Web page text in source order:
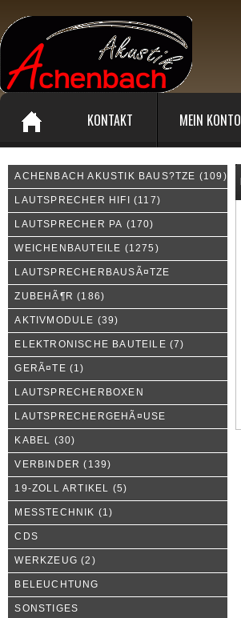
KONTAKT MEIN KONTO
ACHENBACH AKUSTIK BAUS?TZE (109)
LAUTSPRECHER HIFI (117)
LAUTSPRECHER PA (170)
WEICHENBAUTEILE (1275)
LAUTSPRECHERBAUSÃ¤TZE
ZUBEHÃ¶R (186)
AKTIVMODULE (39)
ELEKTRONISCHE BAUTEILE (7)
GERÃ¤TE (1)
LAUTSPRECHERBOXEN
LAUTSPRECHERGEHÃ¤USE
KABEL (30)
VERBINDER (139)
19-ZOLL ARTIKEL (5)
MESSTECHNIK (1)
CDS
WERKZEUG (2)
BELEUCHTUNG
SONSTIGES